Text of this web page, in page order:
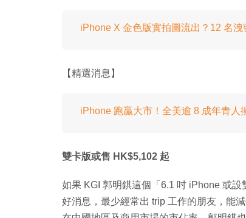
iPhone X 金色版實拍圖流出？12 名
【精選消息】
iPhone 跑贏大市！全美逾 8 成年青人
雙卡版或售 HK$5,102 起
如果 KGI 郭明錤這個「6.1 吋 iPhone 或
好消息，最少經常出 trip 工作的朋友，能